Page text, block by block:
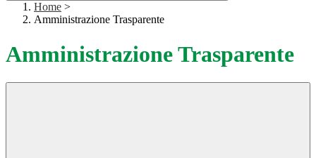
Home >
Amministrazione Trasparente
Amministrazione Trasparente